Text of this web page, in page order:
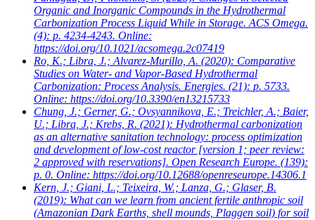
Organic and Inorganic Compounds in the Hydrothermal
Carbonization Process Liquid While in Storage. ACS Omega.
(4): p. 4234-4243. Online:
https://doi.org/10.1021/acsomega.2c07419
Ro, K.; Libra, J.; Alvarez-Murillo, A. (2020): Comparative
Studies on Water- and Vapor-Based Hydrothermal
Carbonization: Process Analysis. Energies. (21): p. 5733.
Online: https://doi.org/10.3390/en13215733
Chung, J.; Gerner, G.; Ovsyannikova, E.; Treichler, A.; Baier,
U.; Libra, J.; Krebs, R. (2021): Hydrothermal carbonization
as an alternative sanitation technology: process optimization
and development of low-cost reactor [version 1; peer review:
2 approved with reservations]. Open Research Europe. (139):
p. 0. Online: https://doi.org/10.12688/openreseurope.14306.1
Kern, J.; Giani, L.; Teixeira, W.; Lanza, G.; Glaser, B.
(2019): What can we learn from ancient fertile anthropic soil
(Amazonian Dark Earths, shell mounds, Plaggen soil) for soil